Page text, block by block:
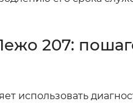
207:
использовать